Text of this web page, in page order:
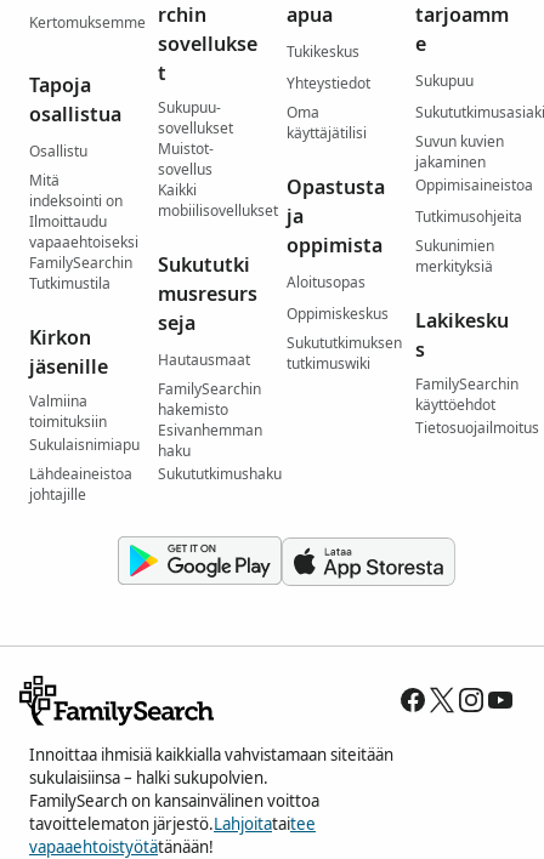
Kertomuksemme
Tapoja
osallistua
Osallistu
Mitä
indeksointi on
Ilmoittaudu
vapaaehtoiseksi
FamilySearchin
Tutkimustila
Kirkon
jäsenille
Valmiina
toimituksiin
Sukulaisnimiapu
Lähdeaineistoa
johtajille
rchin
sovellukse
t
Sukupuu-
sovellukset
Muistot-
sovellus
Kaikki
mobiilisovellukset
Sukututki
musresurs
seja
Hautausmaat
FamilySearchin
hakemisto
Esivanhemman
haku
Sukututkimushaku
apua
Tukikeskus
Yhteystiedot
Oma
käyttäjätilisi
Opastusta
ja
oppimista
Aloitusopas
Oppimiskeskus
Sukututkimuksen
tutkimuswiki
tarjoamm
e
Sukupuu
Suvun kuvien
jakaminen
Oppimisaineistoa
Tutkimusohjeita
Sukunimien
merkityksiä
Lakikesku
s
FamilySearchin
käyttöehdot
Tietosuojailmoitus
Innoittaa ihmisiä kaikkialla vahvistamaan siteitään
sukulaisiinsa – halki sukupolvien.
FamilySearch on kansainvälinen voittoa
tavoittelematon järjestö.Lahjoitataitee
vapaaehtoistyötätänään!